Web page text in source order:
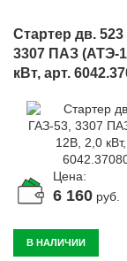
Стартер дв. 523
3307 ПАЗ (АТЭ-
кВт, арт.
Цена:
6 160 руб.
В НАЛИЧИИ